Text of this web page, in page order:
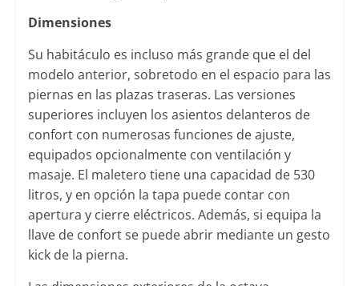
Dimensiones
Su habitáculo es incluso más grande que el del
modelo anterior, sobretodo en el espacio para las
piernas en las plazas traseras. Las versiones
superiores incluyen los asientos delanteros de
confort con numerosas funciones de ajuste,
equipados opcionalmente con ventilación y
masaje. El maletero tiene una capacidad de 530
litros, y en opción la tapa puede contar con
apertura y cierre eléctricos. Además, si equipa la
llave de confort se puede abrir mediante un gesto
kick de la pierna.